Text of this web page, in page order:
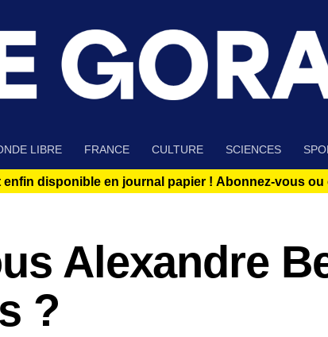
LIBRE FRANCE CULTURE SCIENCES
enfin disponible en journal papier ! Abonnez-vous ou
Alexandre
?